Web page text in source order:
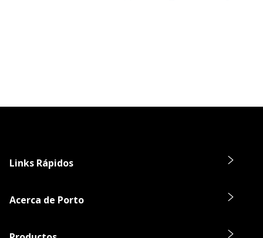
Links Rápidos
Acerca de Porto